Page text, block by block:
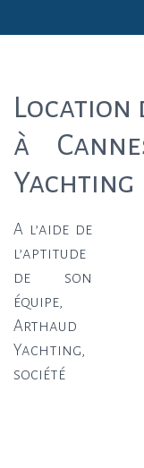
Location
à
Yachting
A l’aide de
l’aptitude
de son
équipe,
Arthaud
Yachting,
société